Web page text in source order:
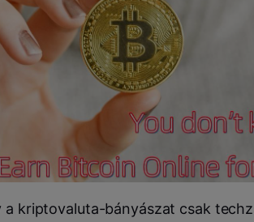
kriptovaluta-bányászat csak